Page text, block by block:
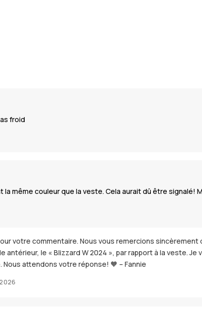
froid
la même couleur que la veste. Cela aurait dû être signalé!
votre commentaire. Nous vous remercions
antérieur, le « Blizzard W 2024 », par rapport à la veste.
attendons votre réponse! 🧡 – Fannie